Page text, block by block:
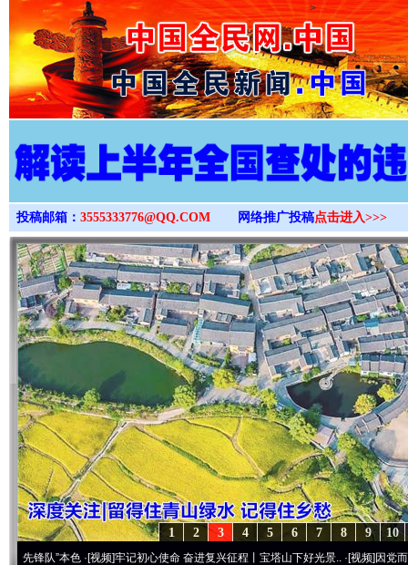
>
投稿邮箱： 3555333776@QQ.COM 网络推广投稿点击进入>>>
10
9
8
7
6
5
4
3
2
1
·[视频]牢记初心使命 奋进复兴征程丨宝塔山下好光景..·[视频]因党而生 为党而